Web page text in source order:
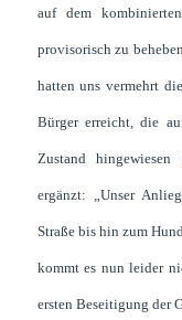
auf dem
provisorisch zu
hatten uns vermehrt
Bürger erreicht, die
Zustand
ergänzt: „Unser
Straße bis hin zum
kommt es nun leider
ersten Beseitigung der